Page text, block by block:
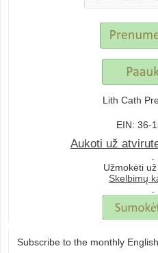
Lith Cath
EIN: 36-
Aukoti už
.
Užmokėti
Skelbimų
.
Subscribe to the monthly